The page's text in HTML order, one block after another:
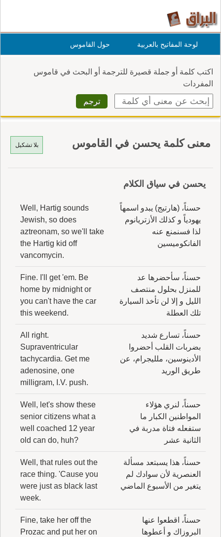
لوحة المفاتيح بالعربية حول القاموس
اكتب كلمة أو جملة قصيرة للترجمة أو البحث في قاموس
المفردات
بلا تشكيل معنى كلمة يحسن في القاموس
يحسن في سياق الكلام
حسناً، (هارتيج) يبدو اسمهاً
يهودياً و كذلك الأزتريانوم
لذا فسنمنع عنه
الفانكوميسين
Well, Hartig sounds
Jewish, so does
aztreonam, so we'll take
the Hartig kid off
vancomycin.
حسناً، سأحضرها عد
للمنزل بحلول منتصف
الليل و إلا لن تأخذ السيارة
تلك العطلة
Fine. I'll get 'em. Be
home by midnight or
you can't have the car
this weekend.
حسناً، تسارع شديد
بضربات القلب أحضروا
الأدينوسين، ملليجرام، عن
طريق الوريد
All right.
Supraventricular
tachycardia. Get me
adenosine, one
milligram, I.V. push.
حسناً، لنري هؤلاء
المواطنين الكبار ما
ستفعله فتاة مدربة في
الثانية عشر
Well, let's show these
senior citizens what a
well coached 12 year
old can do, huh?
حسناً، هذا يسبتعد مسألة
العنصرية لأن سوادك لم
يتغير من الأسبوع الماضي
Well, that rules out the
race thing. 'Cause you
were just as black last
week.
حسناً، اقطعوا عنها
البروزاك و أعطوها
Fine, take her off the
Prozac and put her on